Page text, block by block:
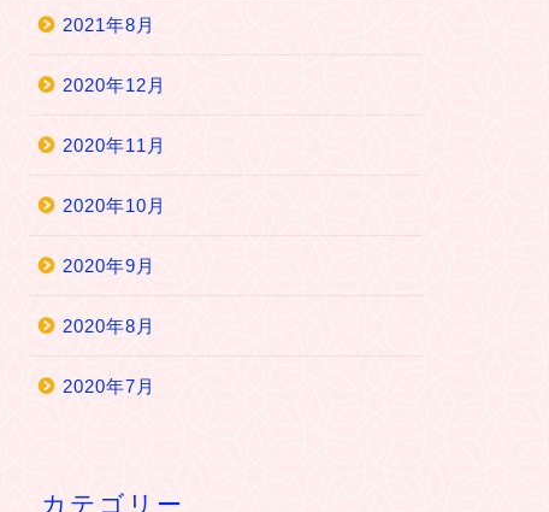
2021年8月
2020年12月
2020年11月
2020年10月
2020年9月
2020年8月
2020年7月
カテゴリー